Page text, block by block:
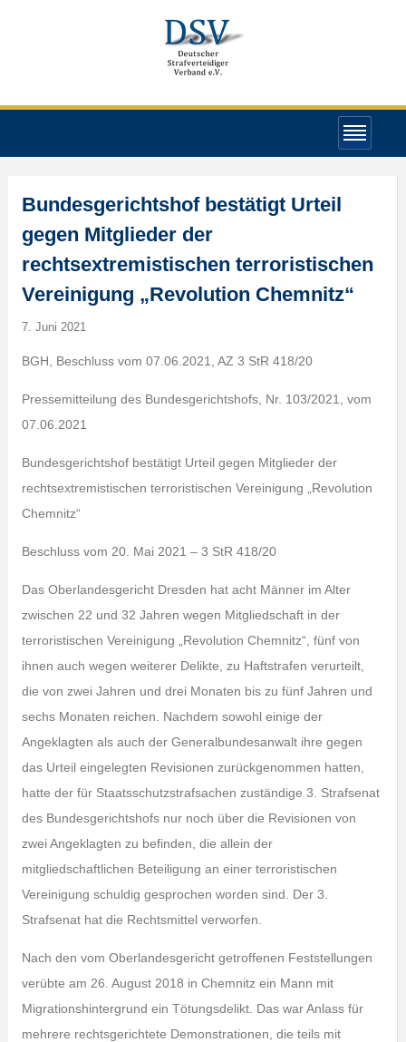
Bundesgerichtshof bestätigt Urteil
gegen Mitglieder der
rechtsextremistischen terroristischen
Vereinigung „Revolution Chemnitz“
7. Juni 2021
BGH, Beschluss vom 07.06.2021, AZ 3 StR 418/20
Pressemitteilung des Bundesgerichtshofs, Nr. 103/2021, vom
07.06.2021
Bundesgerichtshof bestätigt Urteil gegen Mitglieder der
rechtsextremistischen terroristischen Vereinigung „Revolution
Chemnitz“
Beschluss vom 20. Mai 2021 – 3 StR 418/20
Das Oberlandesgericht Dresden hat acht Männer im Alter
zwischen 22 und 32 Jahren wegen Mitgliedschaft in der
terroristischen Vereinigung „Revolution Chemnitz“, fünf von
ihnen auch wegen weiterer Delikte, zu Haftstrafen verurteilt,
die von zwei Jahren und drei Monaten bis zu fünf Jahren und
sechs Monaten reichen. Nachdem sowohl einige der
Angeklagten als auch der Generalbundesanwalt ihre gegen
das Urteil eingelegten Revisionen zurückgenommen hatten,
hatte der für Staatsschutzstrafsachen zuständige 3. Strafsenat
des Bundesgerichtshofs nur noch über die Revisionen von
zwei Angeklagten zu befinden, die allein der
mitgliedschaftlichen Beteiligung an einer terroristischen
Vereinigung schuldig gesprochen worden sind. Der 3.
Strafsenat hat die Rechtsmittel verworfen.
Nach den vom Oberlandesgericht getroffenen Feststellungen
verübte am 26. August 2018 in Chemnitz ein Mann mit
Migrationshintergrund ein Tötungsdelikt. Das war Anlass für
mehrere rechtsgerichtete Demonstrationen, die teils mit